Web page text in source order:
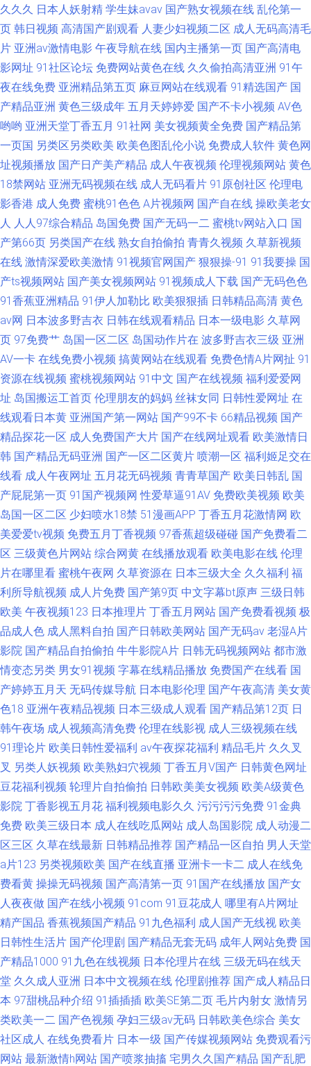
久久久 日本人妖射精 学生妹avav 国产熟女视频在线 乱伦第一
页 韩日视频 高清国产剧观看 人妻少妇视频二区 成人无码高清毛
片 亚洲av激情电影 午夜导航在线 国内主播第一页 国产高清电
影网址 91社区论坛 免费网站黄色在线 久久偷拍高清亚洲 91午
夜在线免费 亚洲精品第五页 麻豆网站在线观看 91精选国产 国
产精品亚洲 黄色三级成年 五月天婷婷爱 国产不卡小视频 AV色
哟哟 亚洲天堂丁香五月 91社网 美女视频黄全免费 国产精品第
一页国 另类区另类欧美 欧美色图乱伦小说 免费成人软件 黄色网
址视频播放 国产日产美产精品 成人午夜视频 伦理视频网站 黄色
18禁网站 亚洲无码视频在线 成人无码看片 91原创社区 伦理电
影香港 成人免费 蜜桃91色色 A片视频网 国产自在线 操欧美老女
人 人人97综合精品 岛国免费 国产无码一二 蜜桃tv网站入口 国
产第66页 另类国产在线 熟女自拍偷拍 青青久视频 久草新视频
在线 激情深爱欧美激情 91视频官网国产 狠狠操-91 91我要操 国
产ts视频网站 国产美女视频网站 91视频成人下载 国产无码色色
91香蕉亚洲精品 91伊人加勒比 欧美狠狠插 日韩精品高清 黄色
av网 日本波多野吉衣 日韩在线观看精品 日本一级电影 久草网
页 97免费艹 岛国一区二区 岛国动作片在 波多野吉衣三级 亚洲
AV一卡 在线免费小视频 搞黄网站在线观看 免费色情A片网扯 91
资源在线视频 蜜桃视频网站 91中文 国产在线视频 福利爱爱网
址 岛国搬运工首页 伦理朋友的妈妈 丝袜女同 日韩性爱网址 在
线观看日本黄 亚洲国产第一网站 国产99不卡 66精品视频 国产
精品探花一区 成人免费国产大片 国产在线网址观看 欧美激情日
韩 国产精品无码亚洲 国产一区二区黄片 喷潮一区 福利姬足交在
线看 成人午夜网址 五月花无码视频 青青草国产 欧美日韩乱 国
产屁屁第一页 91国产视频网 性爱草逼91AV 免费欧美视频 欧美
岛国一区二区 少妇喷水18禁 51漫画APP 丁香五月花激情网 欧
美爱爱tv视频 免费五月丁香视频 97香蕉超级碰碰 国产免费看二
区 三级黄色片网站 综合网黄 在线播放观看 欧美电影在线 伦理
片在哪里看 蜜桃午夜网 久草资源在 日本三级大全 久久福利 福
利所导航视频 成人片免费 国产第9页 中文字幕bt原声 三级日韩
欧美 午夜视频123 日本推理片 丁香五月网站 国产免费看视频 极
品成人色 成人黑料自拍 国产日韩欧美网站 国产无码av 老湿A片
影院 国产精品自拍偷拍 牛牛影院A片 日韩无码视频网站 都市激
情变态另类 男女91视频 字幕在线精品播放 免费国产在线看 国
产婷婷五月天 无码传媒导航 日本电影伦理 国产午夜高清 美女黄
色18 亚洲午夜精品视频 日本三级成人观看 国产精品第12页 日
韩午夜场 成人视频高清免费 伦理在线影视 成人三级视频在线
91理论片 欧美日韩性爱福利 av午夜探花福利 精品毛片 久久叉
叉 另类人妖视频 欧美熟妇穴视频 丁香五月V国产 日韩黄色网址
豆花福利视频 轮理片自拍偷拍 日韩欧美美女视频 欧美A级黄色
影院 丁香影视五月花 福利视频电影久久 污污污污免费 91金典
免费 欧美三级日本 成人在线吃瓜网站 成人岛国影院 成人动漫二
区三区 久草在线最新 日韩精品推荐 国产精品一区自拍 男人天堂
a片123 另类视频欧美 国产在线直播 亚洲卡一卡二 成人在线免
费看黄 操操无码视频 国产高清第一页 91国产在线播放 国产女
人夜夜做 国产在线小视频 91com 91豆花成人 哪里有A片网址
精产国品 香蕉视频国产精品 91九色福利 成人国产无线视 欧美
日韩性生活片 国产伦理剧 国产精品无套无码 成年人网站免费 国
产精品1000 91九色在线视频 日本伦理片在线 三级无码在线天
堂 久久成人亚洲 日本中文视频在线 伦理剧推荐 国产成人精品日
本 97甜桃品种介绍 91插插插 欧美SE第二页 毛片内射女 激情另
类欧美一二 国产色视频 孕妇三级av无码 日韩欧美色综合 美女
社区成人 在线免费看片 日本一级 国产传媒视频网站 免费观看污
网站 最新激情h网站 国产喷浆抽搐 宅男久久国产精品 国产乱肥